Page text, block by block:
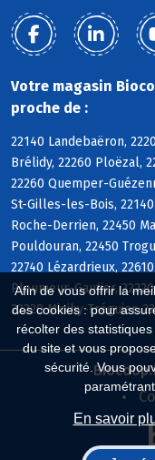
Afin de vous offrir la
des cookies : pour
récolter des
du site et vous
sécurité. Vous
En savoir
Votre magasin
proche de :
22140 Landebaëron,
Brélidy, 22260 Ploëzal,
22260 Quemper-
St-Gilles-les-Bois,
Roche-Derrien, 22450
Pouldouran, 22450
22740 Lézardrieux,
Pleumeur-Gautier,
22220 Minihy-Tréguier,